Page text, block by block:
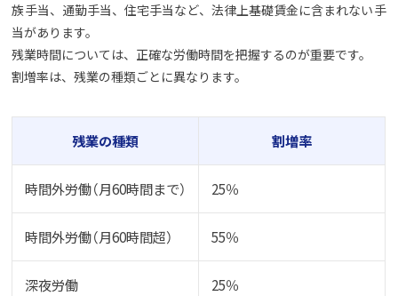
族手当、通勤手当、住宅手当など、法律上基礎賃金に含まれない手
当があります。
残業時間については、正確な労働時間を把握するのが重要です。
割増率は、残業の種類ごとに異なります。
残業の種類 割増率
時間外労働（月60時間まで） 25％
時間外労働（月60時間超） 55％
深夜労働 25％